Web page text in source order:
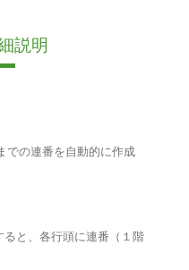
説明
での連番を自動的に作成
と、各行頭に連番（１階